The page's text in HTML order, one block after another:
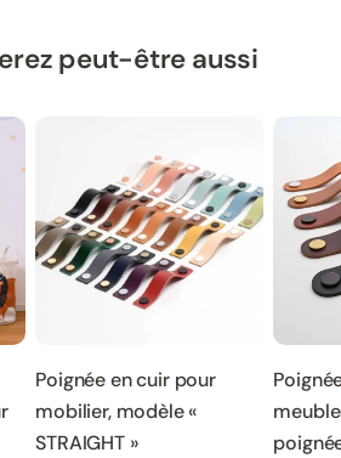
peut-être aussi
Poignée en cuir pour
mobilier, modèle «
STRAIGHT »